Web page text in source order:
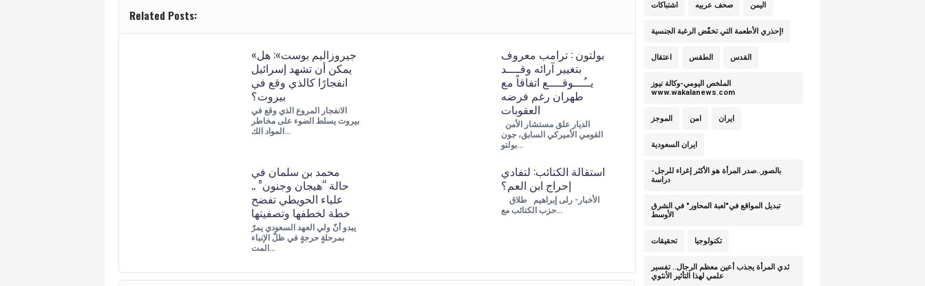
Related Posts:
«جيروزاليم بوست»: هل
يمكن أن تشهد إسرائيل
انفجارًا كالذي وقع في
الانفجار المروع الذي وقع في
بيروت يسلط الضوء على مخاطر
المواد الك…
بولتون : ترامب معروف
بتغيير آرائه وقــــد
يــُـــوقــــع اتفاقاً مع
طهران رغم فرضه
العقوبات
القومي الأميركي السابق، جون
بولتو…
محمد بن سلمان في
حالة “هيجان وجنون” ..
علياء الحويطي تفضح
خطة لخطفها وتصفيتها
يبدو أنّ ولي العهد السعودي يمرّ
بمرحلةٍ حرجةٍ في ظلّ الإنباء
المت…
استقالة الكتائب: لتفادي
إحراج ابن العم؟
حزب الكتائب مع…
اشتباكات صحف عربيه اليمن
إحذري الأطعمة التي تخفّض الرغبة الجنسية!
اعتقال الطقس القدس
الملخص اليومي-وكالة نيوز
www.wakalanews.com
الموجز امن ايران
ايران السعودية
بالصور..صدر المرأة هو الأكثر إغراء للرجل-
دراسة
تبديل المواقع في"لعبة المحاور" في الشرق
الأوسط
تحقيقات تكنولوجيا
ثدي المرأة يجذب أعين معظم الرجال.. تفسير
علمي لهذا التأثير الأنثوي